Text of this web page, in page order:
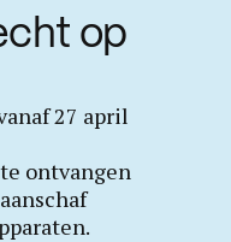
op
27 april
ontvangen